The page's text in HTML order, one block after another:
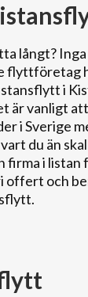
långt?
flyttföretag
i
är vanligt
i Sverige
du än
firma i listan
offert och